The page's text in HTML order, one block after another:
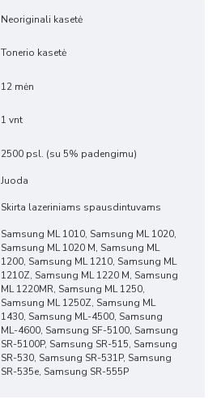
Neoriginali kasetė
Tonerio kasetė
12 mėn
1 vnt
2500 psl. (su 5% padengimu)
Juoda
Skirta lazeriniams spausdintuvams
Samsung ML 1010, Samsung ML 1020,
Samsung ML 1020 M, Samsung ML
1200, Samsung ML 1210, Samsung ML
1210Z, Samsung ML 1220 M, Samsung
ML 1220MR, Samsung ML 1250,
Samsung ML 1250Z, Samsung ML
1430, Samsung ML-4500, Samsung
ML-4600, Samsung SF-5100, Samsung
SR-5100P, Samsung SR-515, Samsung
SR-530, Samsung SR-531P, Samsung
SR-535e, Samsung SR-555P